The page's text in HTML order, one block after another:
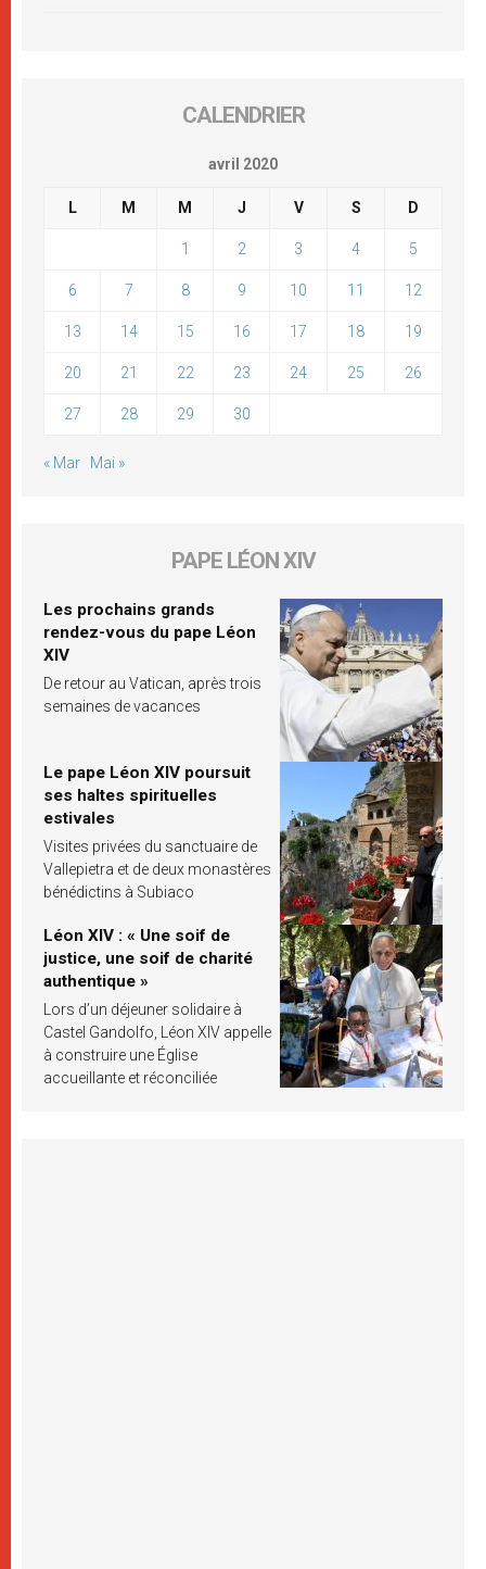
CALENDRIER
avril 2020
L M M J V S D
1 2 3 4 5
6 7 8 9 10 11 12
13 14 15 16 17 18 19
20 21 22 23 24 25 26
27 28 29 30
« Mar Mai »
PAPE LÉON XIV
Les prochains grands
rendez-vous du pape Léon
XIV
De retour au Vatican, après trois
semaines de vacances
Le pape Léon XIV poursuit
ses haltes spirituelles
estivales
Visites privées du sanctuaire de
Vallepietra et de deux monastères
bénédictins à Subiaco
Léon XIV : « Une soif de
justice, une soif de charité
authentique »
Lors d’un déjeuner solidaire à
Castel Gandolfo, Léon XIV appelle
à construire une Église
accueillante et réconciliée